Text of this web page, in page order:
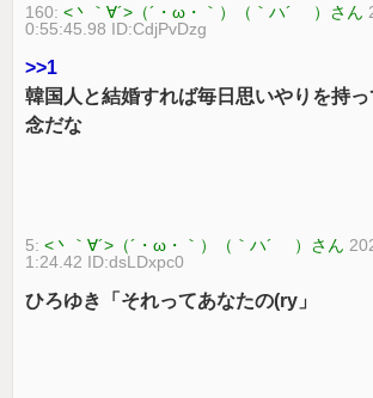
160:<丶｀∀´>（´・ω・｀）（｀ハ´ ）さん
0:55:45.98 ID:CdjPvDzg
>>1
韓国人と結婚すれば毎日思いやりを持
念だな
5:<丶｀∀´>（´・ω・｀）（｀ハ´ ）さん
1:24.42 ID:dsLDxpc0
ひろゆき「それってあなたの(ry」